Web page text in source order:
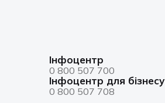
Інфоцентр
0 800 507 700
Інфоцентр для бізнесу
0 800 507 708